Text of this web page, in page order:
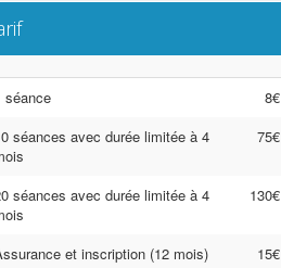
séance
8€
séances avec durée limitée à 4
75€
séances avec durée limitée à 4
130€
et inscription (12 mois) 15€